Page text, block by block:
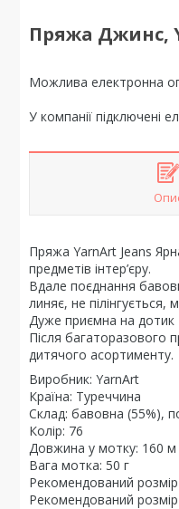
Пряжа Джинс,
У компанії підключені
Пряжа YarnArt Jeans
предметів інтер’єру.
Вдале поєднання
линяє, не пілінгується,
Дуже приємна на дотик
Після багаторазового
дитячого асортименту.
Виробник: YarnArt
Країна: Туреччина
Склад: бавовна (55%),
Колір: 76
Довжина у мотку: 160 м
Вага мотка: 50 г
Рекомендований
Рекомендований